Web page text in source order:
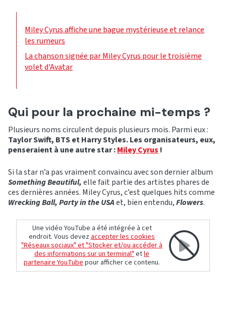
Miley Cyrus affiche une bague mystérieuse et relance
les rumeurs
La chanson signée par Miley Cyrus pour le troisième
volet d'Avatar
Qui pour la prochaine mi-temps ?
Plusieurs noms circulent depuis plusieurs mois. Parmi eux :
Taylor Swift, BTS et Harry Styles. Les organisateurs, eux,
penseraient à une autre star :Miley Cyrus !
Si la star n’a pas vraiment convaincu avec son dernier album
Something Beautiful,elle fait partie des artistes phares de
ces dernières années. Miley Cyrus, c’est quelques hits comme
Wrecking Ball, Party in the USAet, bien entendu,Flowers.
Une vidéo YouTube a été intégrée à cet
endroit. Vous devezaccepter les cookies
"Réseaux sociaux" et "Stocker et/ou accéder à
des informations sur un terminal"etle
partenaire YouTubepour afficher ce contenu.